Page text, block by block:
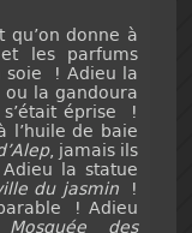
donne à
les parfums
soie ! Adieu la
la gandoura
éprise !
l’huile de baie
, jamais ils
la statue
du jasmin!
! Adieu
Mosquée des